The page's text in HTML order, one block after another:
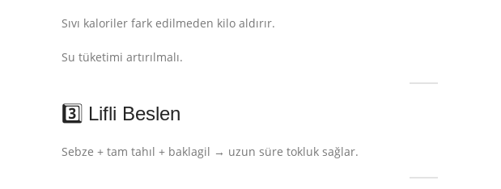
Sıvı kaloriler fark edilmeden kilo aldırır.
Su tüketimi artırılmalı.
3️⃣ Lifli Beslen
Sebze + tam tahıl + baklagil → uzun süre tokluk sağlar.